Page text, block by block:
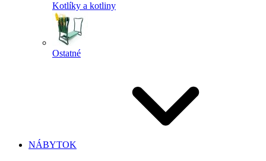
Kotlíky a kotliny
Ostatné
NÁBYTOK